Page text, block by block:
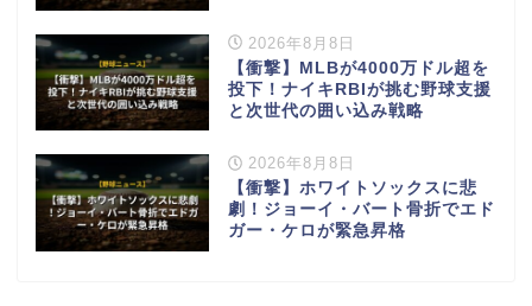
2026年8月8日
【衝撃】MLBが4000万ドル超を
投下！ナイキRBIが挑む野球支援
と次世代の囲い込み戦略
2026年8月8日
【衝撃】ホワイトソックスに悲
劇！ジョーイ・バート骨折でエド
ガー・ケロが緊急昇格